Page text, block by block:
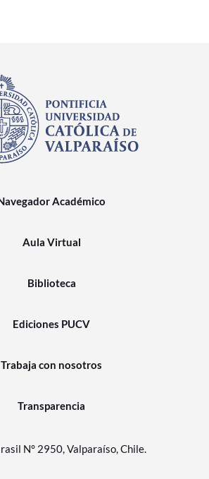
Académico
Aula Virtual
Biblioteca
Ediciones PUCV
Trabaja con nosotros
Transparencia
N° 2950, Valparaíso, Chile.